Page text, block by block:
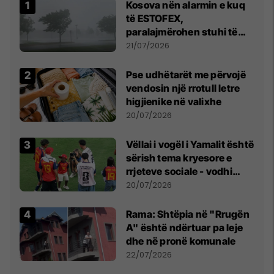
Kosova nën alarmin e kuq
të ESTOFEX,
paralajmërohen stuhi të
fuqishme me breshër dhe
21/07/2026
Pse udhëtarët me përvojë
vendosin një rrotull letre
higjienike në valixhe
20/07/2026
Vëllai i vogël i Yamalit është
sërish tema kryesore e
rrjeteve sociale - vodhi
vëmendjen pas finales së
20/07/2026
Rama: Shtëpia në "Rrugën
A" është ndërtuar pa leje
dhe në pronë komunale
22/07/2026